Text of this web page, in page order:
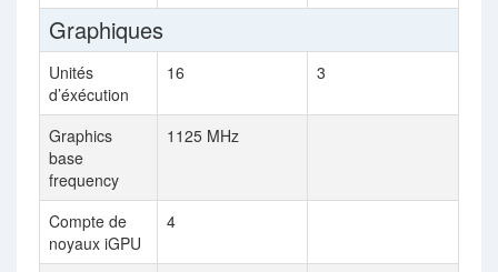
Graphiques
Unités
d’éxécution
16 3
Graphics
base
frequency
1125 MHz
Compte de
noyaux iGPU
4